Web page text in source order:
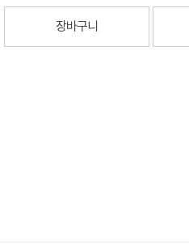
장바구니